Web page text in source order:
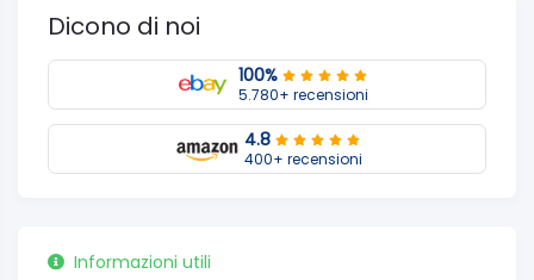
Dicono di noi
100%
5.780+ recensioni
4.8
400+ recensioni
Informazioni utili